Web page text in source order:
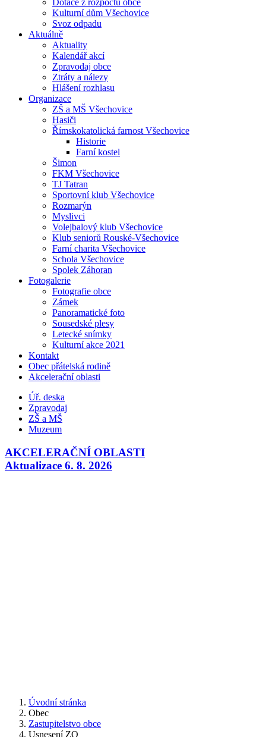
Dotace z rozpočtu obce
Kulturní dům Všechovice
Svoz odpadu
Aktuálně
Aktuality
Kalendář akcí
Zpravodaj obce
Ztráty a nálezy
Hlášení rozhlasu
Organizace
ZŠ a MŠ Všechovice
Hasiči
Římskokatolická farnost Všechovice
Historie
Farní kostel
Šimon
FKM Všechovice
TJ Tatran
Sportovní klub Všechovice
Rozmarýn
Myslivci
Volejbalový klub Všechovice
Klub seniorů Rouské-Všechovice
Farní charita Všechovice
Schola Všechovice
Spolek Záhoran
Fotogalerie
Fotografie obce
Zámek
Panoramatické foto
Sousedské plesy
Letecké snímky
Kulturní akce 2021
Kontakt
Obec přátelská rodině
Akcelerační oblasti
Úř. deska
Zpravodaj
ZŠ a MŠ
Muzeum
AKCELERAČNÍ OBLASTI
Aktualizace 6. 8. 2026
Úvodní stránka
Obec
Zastupitelstvo obce
Usnesení ZO